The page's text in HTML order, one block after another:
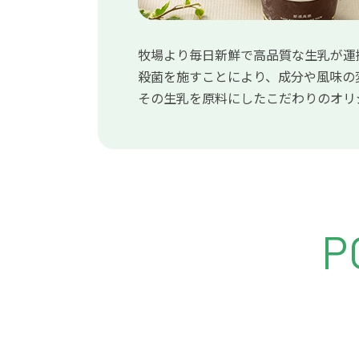
牧場より毎日新鮮で高品質な生乳が
殺菌を施すことにより、成分や風味
その生乳を原料にしたこだわりのオ